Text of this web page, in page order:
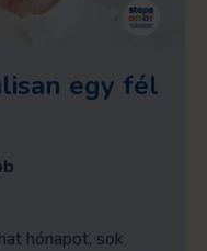
egy fél
hónapot, sok